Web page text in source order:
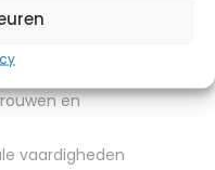
kan er
en
vaardigheden